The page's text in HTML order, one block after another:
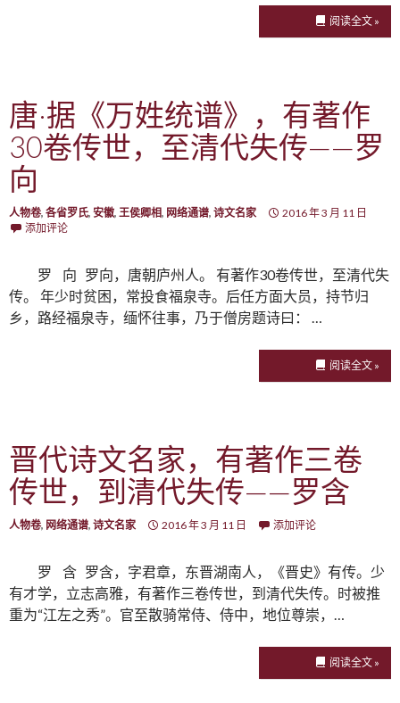
阅读全文 »
唐·据《万姓统谱》，有著作
30卷传世，至清代失传——罗
向
人物卷, 各省罗氏, 安徽, 王侯卿相, 网络通谱, 诗文名家
2016 年 3 月 11 日
添加评论
罗 向 罗向，唐朝庐州人。 有著作30卷传世，至清代失
传。 年少时贫困，常投食福泉寺。后任方面大员，持节归
乡，路经福泉寺，缅怀往事，乃于僧房题诗曰： …
阅读全文 »
晋代诗文名家，有著作三卷
传世，到清代失传——罗含
人物卷, 网络通谱, 诗文名家 2016 年 3 月 11 日 添加评论
罗 含 罗含，字君章，东晋湖南人，《晋史》有传。少
有才学，立志高雅，有著作三卷传世，到清代失传。时被推
重为“江左之秀”。官至散骑常侍、侍中，地位尊崇，…
阅读全文 »